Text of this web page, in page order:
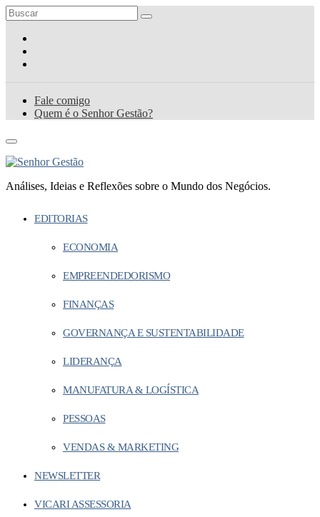
Fale comigo
Quem é o Senhor Gestão?
Análises, Ideias e Reflexões sobre o Mundo dos Negócios.
EDITORIAS
ECONOMIA
EMPREENDEDORISMO
FINANÇAS
GOVERNANÇA E SUSTENTABILIDADE
LIDERANÇA
MANUFATURA & LOGÍSTICA
PESSOAS
VENDAS & MARKETING
NEWSLETTER
VICARI ASSESSORIA